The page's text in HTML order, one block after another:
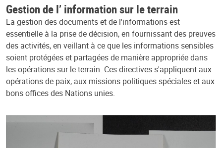
Gestion de l’ information sur le terrain
La gestion des documents et de l'informations est
essentielle à la prise de décision, en fournissant des preuves
des activités, en veillant à ce que les informations sensibles
soient protégées et partagées de manière appropriée dans
les opérations sur le terrain. Ces directives s'appliquent aux
opérations de paix, aux missions politiques spéciales et aux
bons offices des Nations unies.